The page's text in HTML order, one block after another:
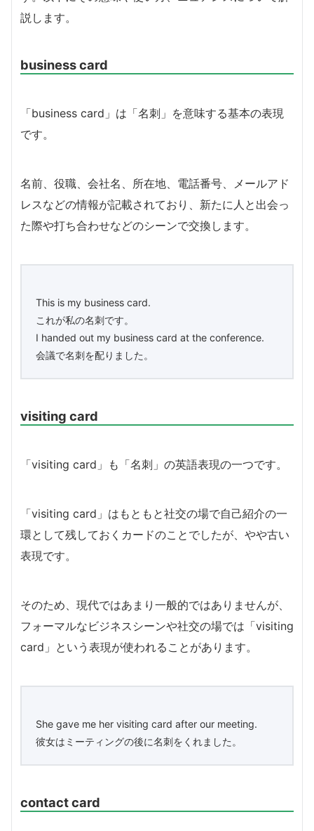
説します。
business card
「business card」は「名刺」を意味する基本の表現
です。
名前、役職、会社名、所在地、電話番号、メールアド
レスなどの情報が記載されており、新たに人と出会っ
た際や打ち合わせなどのシーンで交換します。
This is my business card.
これが私の名刺です。
I handed out my business card at the conference.
会議で名刺を配りました。
visiting card
「visiting card」も「名刺」の英語表現の一つです。
「visiting card」はもともと社交の場で自己紹介の一
環として残しておくカードのことでしたが、やや古い
表現です。
そのため、現代ではあまり一般的ではありませんが、
フォーマルなビジネスシーンや社交の場では「visiting
card」という表現が使われることがあります。
She gave me her visiting card after our meeting.
彼女はミーティングの後に名刺をくれました。
contact card